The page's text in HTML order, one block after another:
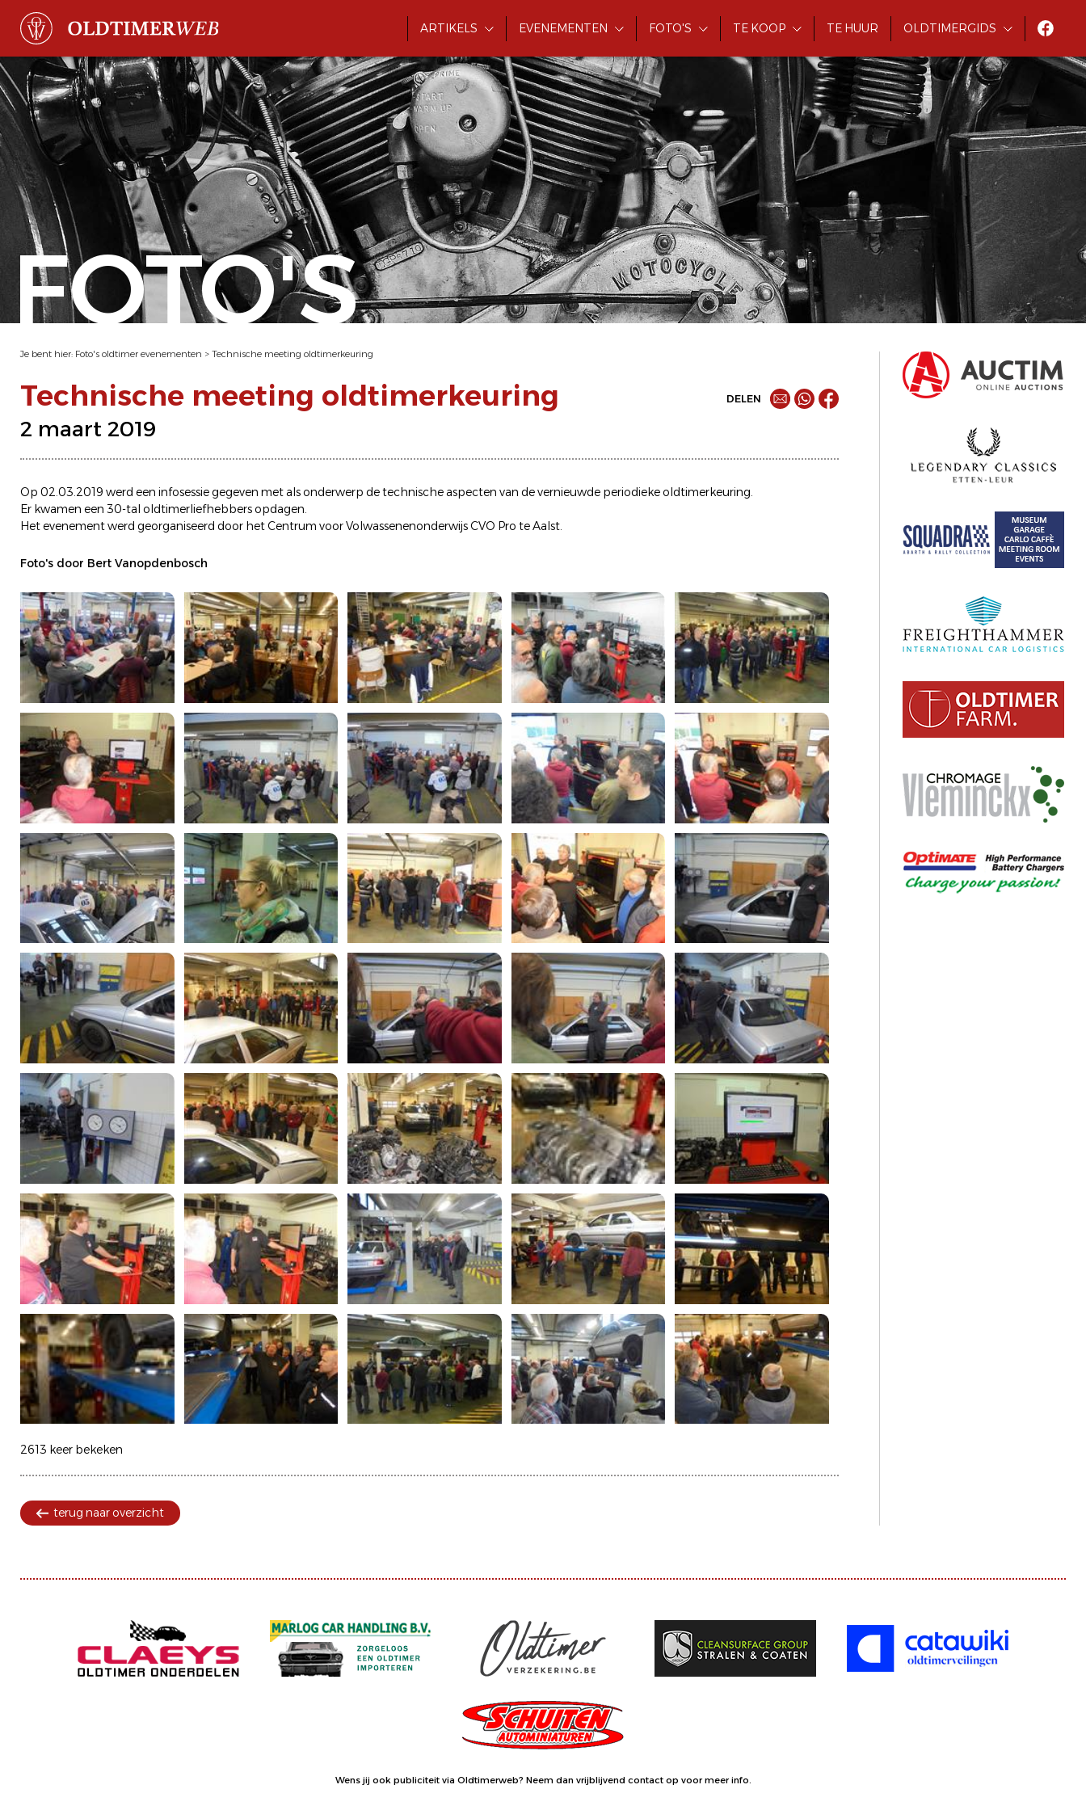
ARTIKELS EVENEMENTEN FOTO'S TE KOOP TE HUUR OLDTIMERGIDS
FOTO'S
Je bent hier: Foto's oldtimer evenementen > Technische meeting oldtimerkeuring
Technische meeting oldtimerkeuring
2 maart 2019
DELEN
Op 02.03.2019 werd een infosessie gegeven met als onderwerp de technische aspecten van de vernieuwde periodieke oldtimerkeuring.
Er kwamen een 30-tal oldtimerliefhebbers opdagen.
Het evenement werd georganiseerd door het Centrum voor Volwassenenonderwijs CVO Pro te Aalst.
Foto's door Bert Vanopdenbosch
2613 keer bekeken
terug naar overzicht
Wens jij ook publiciteit via Oldtimerweb? Neem dan vrijblijvend contact op voor meer info.